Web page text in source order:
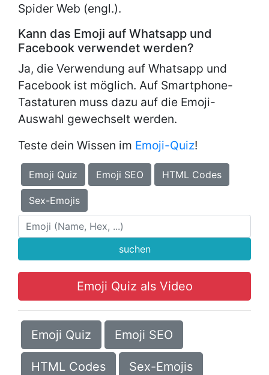
Spider Web (engl.).
Kann das Emoji auf Whatsapp und
Facebook verwendet werden?
Ja, die Verwendung auf Whatsapp und
Facebook ist möglich. Auf Smartphone-
Tastaturen muss dazu auf die Emoji-
Auswahl gewechselt werden.
Teste dein Wissen im Emoji-Quiz!
Emoji Quiz Emoji SEO HTML Codes
Sex-Emojis
suchen
Emoji Quiz als Video
Emoji Quiz Emoji SEO
HTML Codes Sex-Emojis